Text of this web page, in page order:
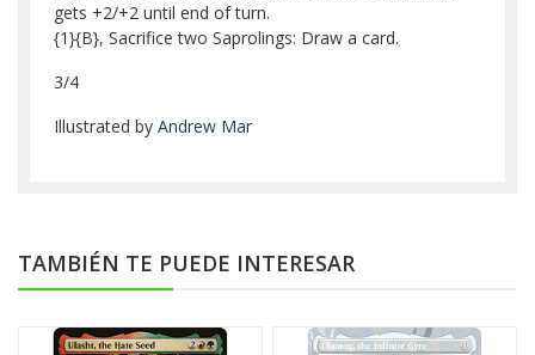
gets +2/+2 until end of turn.
{1}{B}, Sacrifice two Saprolings: Draw a card.
3/4
Illustrated by Andrew Mar
TAMBIÉN TE PUEDE INTERESAR